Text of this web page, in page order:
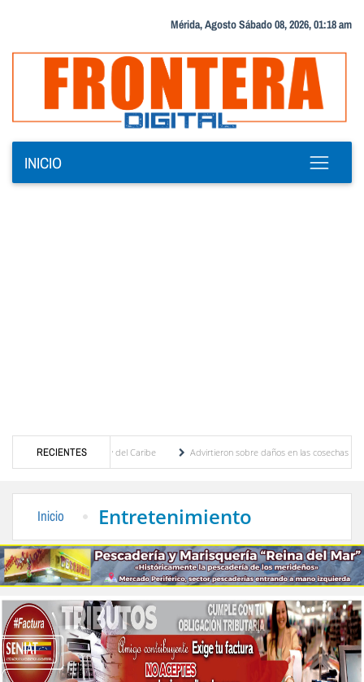
Mérida, Agosto Sábado 08, 2026, 01:18 am
INICIO
RECIENTESy del Caribe
Advirtieron sobre daños en las cosechas de los Andes
Inicio Entretenimiento